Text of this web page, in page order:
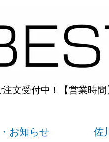
注文受付中！【営業時
お知らせ 佐